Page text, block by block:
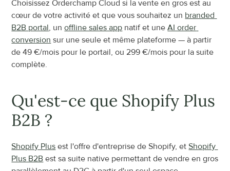
Choisissez Orderchamp Cloud si la vente en gros est au
cœur de votre activité et que vous souhaitez un branded
B2B portal, un offline sales app natif et une AI order
conversion sur une seule et même plateforme — à partir
de 49 €/mois pour le portail, ou 299 €/mois pour la suite
complète.
Qu'est-ce que Shopify Plus
B2B ?
Shopify Plus est l'offre d'entreprise de Shopify, et Shopify
Plus B2B est sa suite native permettant de vendre en gros